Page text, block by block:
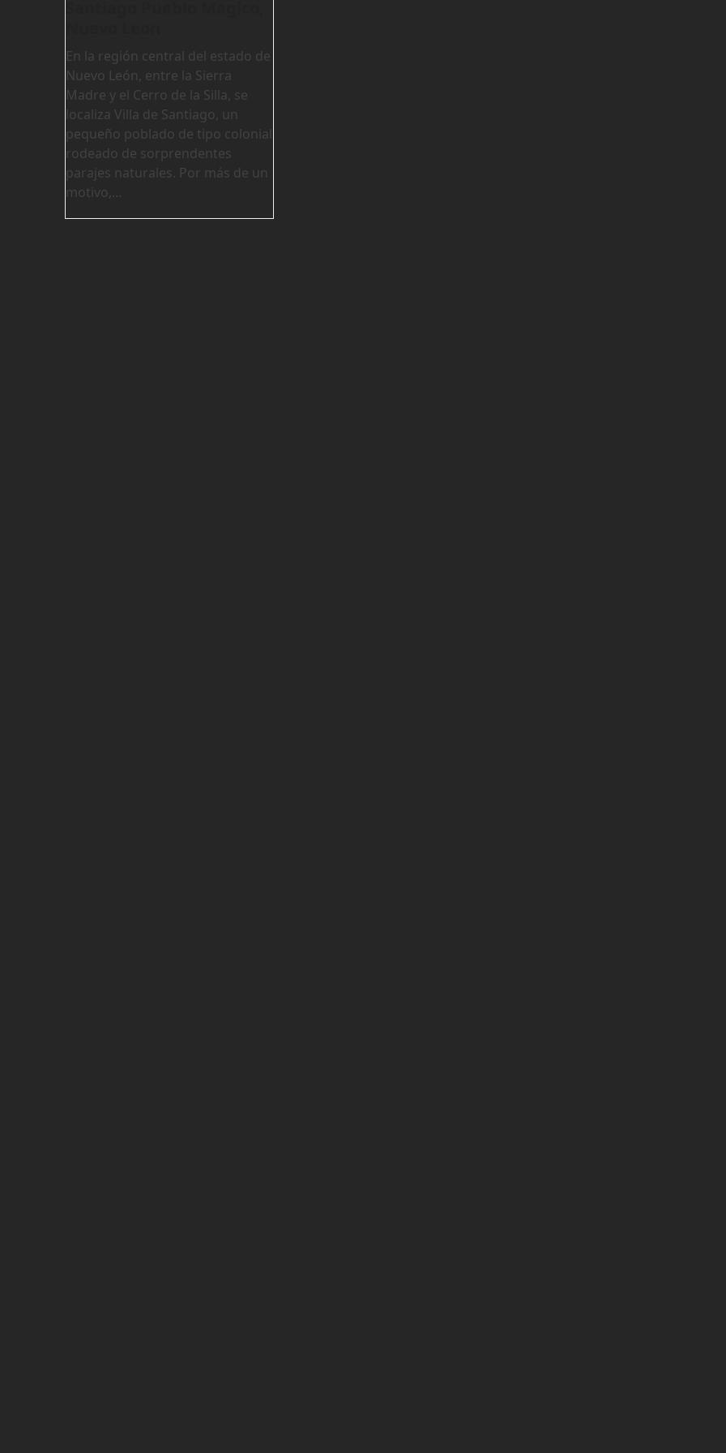
En la región central del estado de
Nuevo León, entre la Sierra
Madre y el Cerro de la Silla, se
localiza Villa de Santiago, un
pequeño poblado de tipo colonial
rodeado de sorprendentes
parajes naturales. Por más de un
motivo,…